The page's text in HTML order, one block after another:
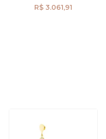
R$ 3.061,91